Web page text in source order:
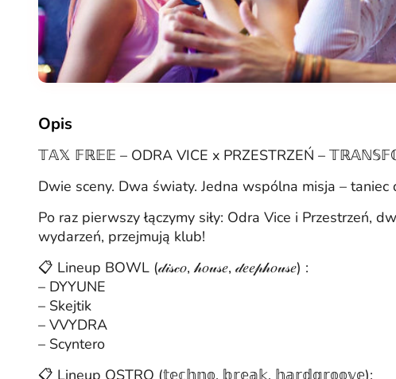
Opis
𝕋𝔸𝕏 𝔽ℝ𝔼𝔼 – ODRA VICE x PRZESTRZEŃ –
Dwie sceny. Dwa światy. Jedna wspólna misja – taniec
Po raz pierwszy łączymy siły: Odra Vice i Przestrzeń,
wydarzeń, przejmują klub!
📋 Lineup BOWL (𝒹𝒾𝓈𝒸𝑜, 𝒽𝑜𝓊𝓈𝑒, 𝒹𝑒𝑒𝓅𝒽𝑜𝓊𝓈𝑒) :
– DYYUNE
– Skejtik
– VVYDRA
– Scyntero
📋 Lineup OSTRO (𝕥𝕖𝕔𝕙𝕟𝕠, 𝕓𝕣𝕖𝕒𝕜, 𝕙𝕒𝕣𝕕𝕘𝕣𝕠𝕠𝕧𝕖):